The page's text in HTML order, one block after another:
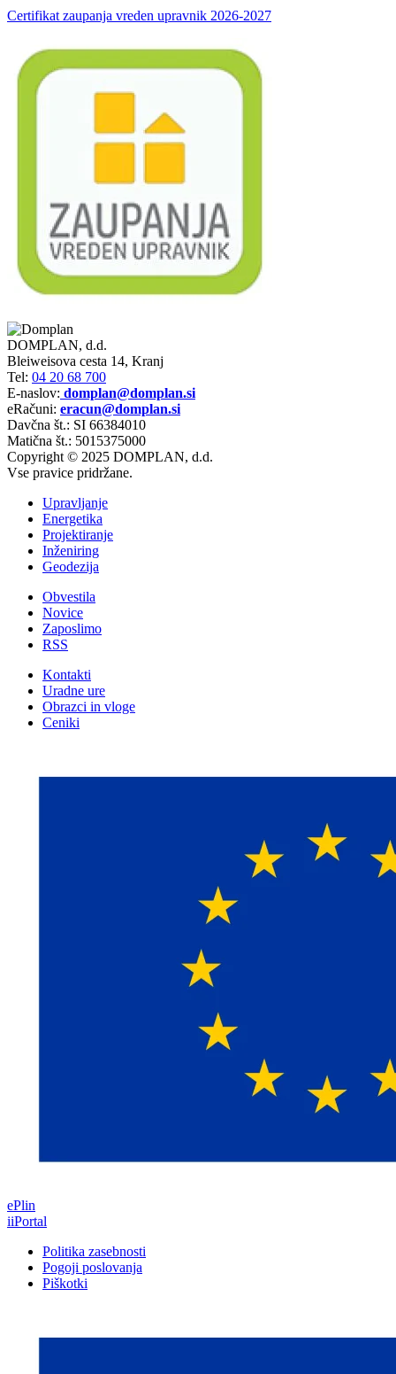
Certifikat zaupanja vreden upravnik 2026-2027
DOMPLAN, d.d.
Bleiweisova cesta 14, Kranj
Tel: 04 20 68 700
E-naslov: domplan@domplan.si
eRačuni: eracun@domplan.si
Davčna št.: SI 66384010
Matična št.: 5015375000
Copyright © 2025 DOMPLAN, d.d.
Vse pravice pridržane.
Upravljanje
Energetika
Projektiranje
Inženiring
Geodezija
Obvestila
Novice
Zaposlimo
RSS
Kontakti
Uradne ure
Obrazci in vloge
Ceniki
ePlin
iiPortal
Politika zasebnosti
Pogoji poslovanja
Piškotki